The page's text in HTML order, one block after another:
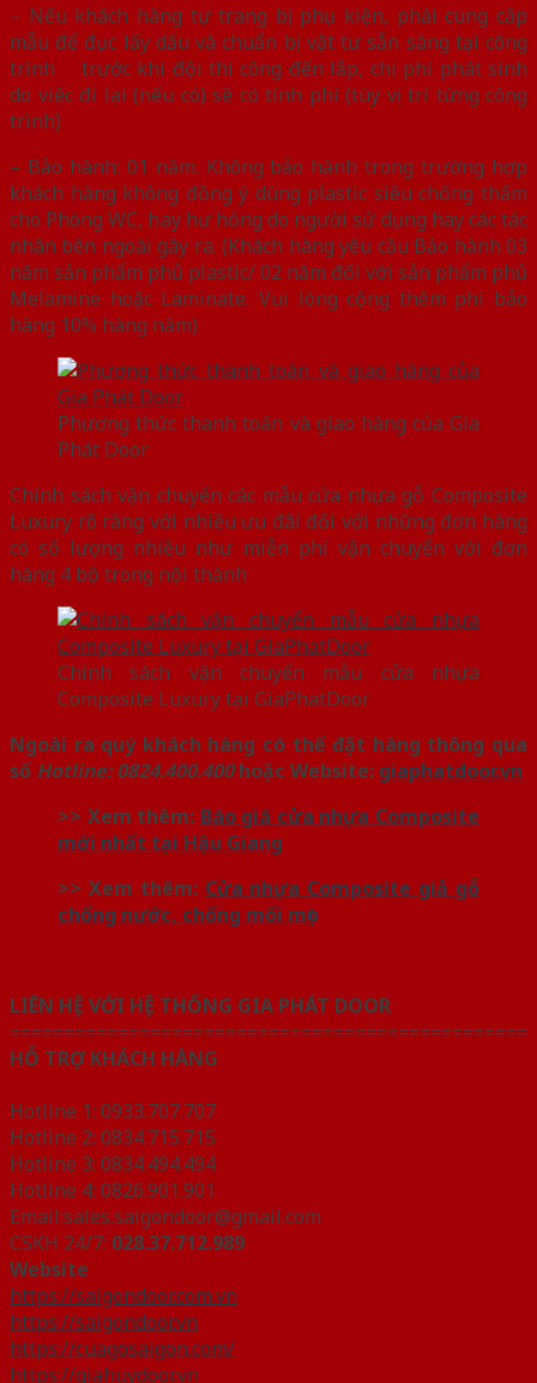
– Nếu khách hàng tự trang bị phụ kiện, phải cung cấp
mẫu để đục lấy dấu và chuẩn bị vật tư sẵn sàng tại công
trình trước khi đội thi công đến lắp, chi phí phát sinh
do việc đi lại (nếu có) sẽ có tính phí (tùy vị trí từng công
trình)
– Bảo hành: 01 năm. Không bảo hành trong trường hợp
khách hàng không đồng ý dùng plastic siêu chống thấm
cho Phòng WC, hay hư hỏng do người sử dụng hay các tác
nhân bên ngoài gây ra. (Khách hàng yêu cầu Bảo hành 03
năm sản phẩm phủ plastic/ 02 năm đối với sản phẩm phủ
Melamine hoặc Laminate. Vui lòng cộng thêm phí bảo
hàng 10% hàng năm)
Phương thức thanh toán và giao hàng của Gia
Phát Door
Chính sách vận chuyển các mẫu cửa nhựa gỗ Composite
Luxury rõ ràng với nhiều ưu đãi đối với những đơn hàng
có số lượng nhiều như miễn phí vận chuyển với đơn
hàng 4 bộ trong nội thành
Chính sách vận chuyển mẫu cửa nhựa
Composite Luxury tại GiaPhatDoor
Ngoài ra quý khách hàng có thể đặt hàng thông qua
số Hotline: 0824.400.400hoặc Website: giaphatdoor.vn
>> Xem thêm: Báo giá cửa nhựa Composite
mới nhất tại Hậu Giang
>> Xem thêm: Cửa nhựa Composite giả gỗ
chống nước, chống mối mọt
LIÊN HỆ VỚI HỆ THỐNG GIA PHÁT DOOR
================================================
HỖ TRỢ KHÁCH HÀNG
Hotline 1: 0933.707.707
Hotline 2: 0834.715.715
Hotline 3: 0834.494.494
Hotline 4: 0826.901.901
Email:sales.saigondoor@gmail.com
CSKH 24/7: 028.37.712.989
Website
https://saigondoor.com.vn
https://saigondoor.vn
https://cuagosaigon.com/
https://giahuydoor.vn